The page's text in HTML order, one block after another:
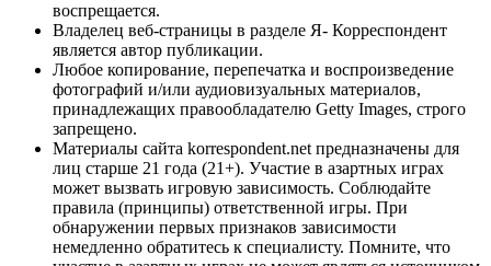
воспрещается.
Владелец веб-страницы в разделе Я- Корреспондент
является автор публикации.
Любое копирование, перепечатка и воспроизведение
фотографий и/или аудиовизуальных материалов,
принадлежащих правообладателю Getty Images, строго
запрещено.
Материалы сайта korrespondent.net предназначены для
лиц старше 21 года (21+). Участие в азартных играх
может вызвать игровую зависимость. Соблюдайте
правила (принципы) ответственной игры. При
обнаружении первых признаков зависимости
немедленно обратитесь к специалисту. Помните, что